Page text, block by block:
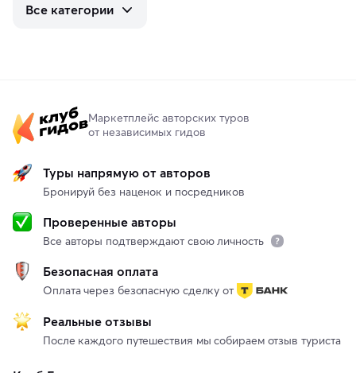
Все категории
Маркетплейс авторских туров
от независимых гидов
Туры напрямую от авторов
Бронируй без наценок и посредников
Проверенные авторы
Все авторы подтверждают свою личность
Безопасная оплата
Оплата через безопасную сделку от
Реальные отзывы
После каждого путешествия мы собираем отзыв туриста